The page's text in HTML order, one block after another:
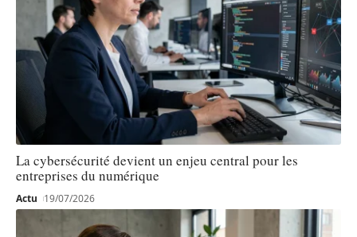
La cybersécurité devient un enjeu central pour les
entreprises du numérique
Actu 19/07/2026